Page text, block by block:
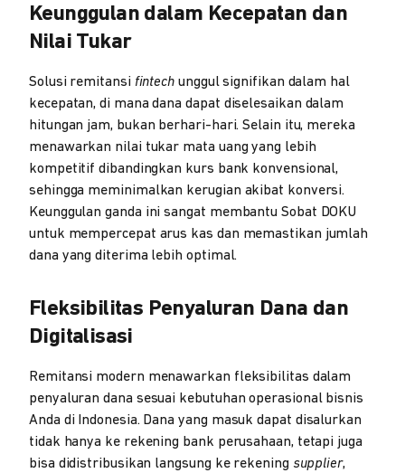
Keunggulan dalam Kecepatan dan
Nilai Tukar
Solusi remitansi fintech unggul signifikan dalam hal
kecepatan, di mana dana dapat diselesaikan dalam
hitungan jam, bukan berhari-hari. Selain itu, mereka
menawarkan nilai tukar mata uang yang lebih
kompetitif dibandingkan kurs bank konvensional,
sehingga meminimalkan kerugian akibat konversi.
Keunggulan ganda ini sangat membantu Sobat DOKU
untuk mempercepat arus kas dan memastikan jumlah
dana yang diterima lebih optimal.
Fleksibilitas Penyaluran Dana dan
Digitalisasi
Remitansi modern menawarkan fleksibilitas dalam
penyaluran dana sesuai kebutuhan operasional bisnis
Anda di Indonesia. Dana yang masuk dapat disalurkan
tidak hanya ke rekening bank perusahaan, tetapi juga
bisa didistribusikan langsung ke rekening supplier,